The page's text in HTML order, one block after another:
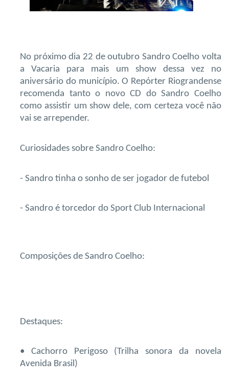
No próximo dia 22 de outubro Sandro Coelho volta
a Vacaria para mais um show dessa vez no
aniversário do município. O Repórter Riograndense
recomenda tanto o novo CD do Sandro Coelho
como assistir um show dele, com certeza você não
vai se arrepender.
Curiosidades sobre Sandro Coelho:
- Sandro tinha o sonho de ser jogador de futebol
- Sandro é torcedor do Sport Club Internacional
Composições de Sandro Coelho:
Destaques:
• Cachorro Perigoso (Trilha sonora da novela
Avenida Brasil)